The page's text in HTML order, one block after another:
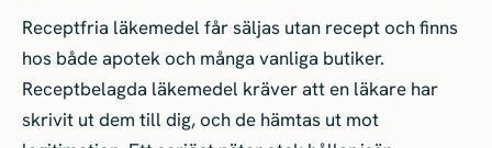
Receptfria läkemedel får säljas utan recept och finns
hos både apotek och många vanliga butiker.
Receptbelagda läkemedel kräver att en läkare har
skrivit ut dem till dig, och de hämtas ut mot